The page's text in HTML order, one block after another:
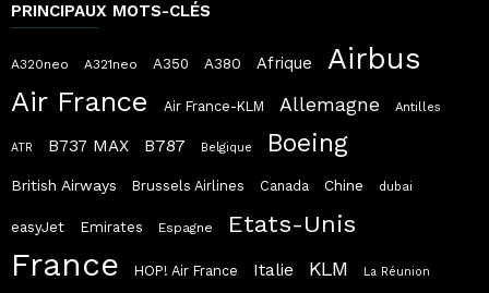
PRINCIPAUX MOTS-CLÉS
A320neo A321neo A350 A380 Afrique Airbus
Air France Air France-KLM Allemagne Antilles
ATR B737 MAX B787 Belgique Boeing
British Airways Brussels Airlines Canada Chine dubai
easyJet Emirates Espagne Etats-Unis
France HOP! Air France Italie KLM La Réunion